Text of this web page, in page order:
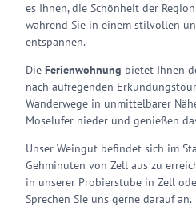
es Ihnen, die Schönheit der
während Sie in einem stilvollen
entspannen.
Die Ferienwohnung bietet Ihnen
nach aufregenden
Wanderwege in unmittelbarer
Moselufer nieder und genießen
Unser Weingut befindet sich im
Gehminuten von Zell aus zu
in unserer Probierstube in Zell
Sprechen Sie uns gerne darauf an.